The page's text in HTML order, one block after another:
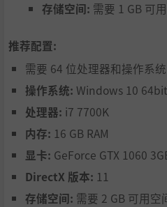
存储空间: 需要 1 GB 可
推荐配置:
需要 64 位处理器和操作系统
操作系统: Windows 10
处理器: i7 7700K
内存: 16 GB RAM
显卡: GeForce GTX 1060
DirectX 版本: 11
存储空间: 需要 2 GB 可用空